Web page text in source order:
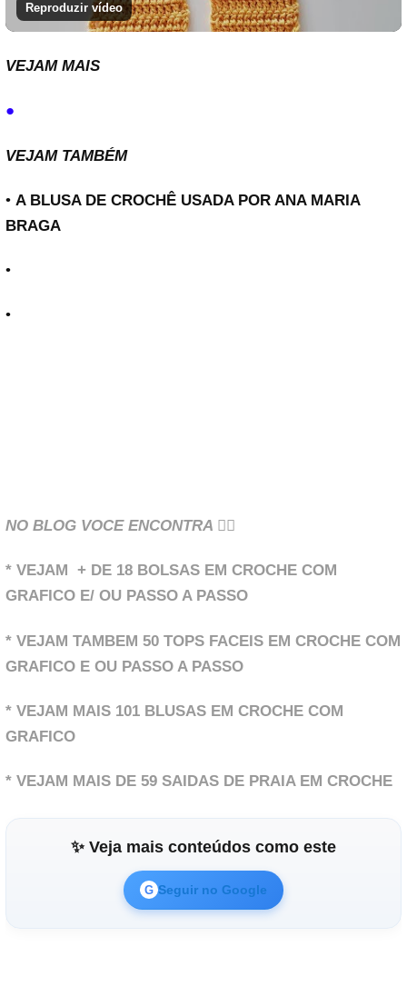
Reproduzir vídeo
VEJAM MAIS
●
VEJAM TAMBÉM
• A BLUSA DE CROCHÊ USADA POR ANA MARIA
BRAGA
•
•
NO BLOG VOCE ENCONTRA 👇🏻
* VEJAM + DE 18 BOLSAS EM CROCHE COM
GRAFICO E/ OU PASSO A PASSO
* VEJAM TAMBEM 50 TOPS FACEIS EM CROCHE COM
GRAFICO E OU PASSO A PASSO
* VEJAM MAIS 101 BLUSAS EM CROCHE COM
GRAFICO
* VEJAM MAIS DE 59 SAIDAS DE PRAIA EM CROCHE
✨ Veja mais conteúdos como este
G Seguir no Google